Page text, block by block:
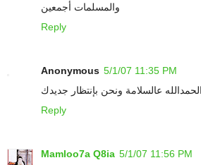
والمسلمات أجمعين
Reply
Anonymous 5/1/07 11:35 PM
الحمدالله عالسلامة ونحن بإنتظار جديدك
Reply
Mamloo7a Q8ia 5/1/07 11:56 PM